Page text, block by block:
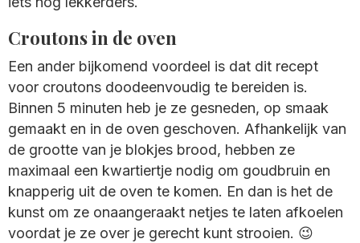
Croutons in de oven
Een ander bijkomend voordeel is dat dit recept
voor croutons doodeenvoudig te bereiden is.
Binnen 5 minuten heb je ze gesneden, op smaak
gemaakt en in de oven geschoven. Afhankelijk van
de grootte van je blokjes brood, hebben ze
maximaal een kwartiertje nodig om goudbruin en
knapperig uit de oven te komen. En dan is het de
kunst om ze onaangeraakt netjes te laten afkoelen
voordat je ze over je gerecht kunt strooien. 😉